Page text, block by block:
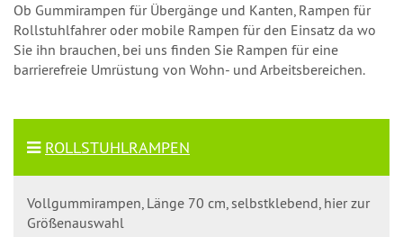
Ob Gummirampen für Übergänge und Kanten, Rampen für
Rollstuhlfahrer oder mobile Rampen für den Einsatz da wo
Sie ihn brauchen, bei uns finden Sie Rampen für eine
barrierefreie Umrüstung von Wohn- und Arbeitsbereichen.
ROLLSTUHLRAMPEN
Vollgummirampen, Länge 70 cm, selbstklebend, hier zur
Größenauswahl